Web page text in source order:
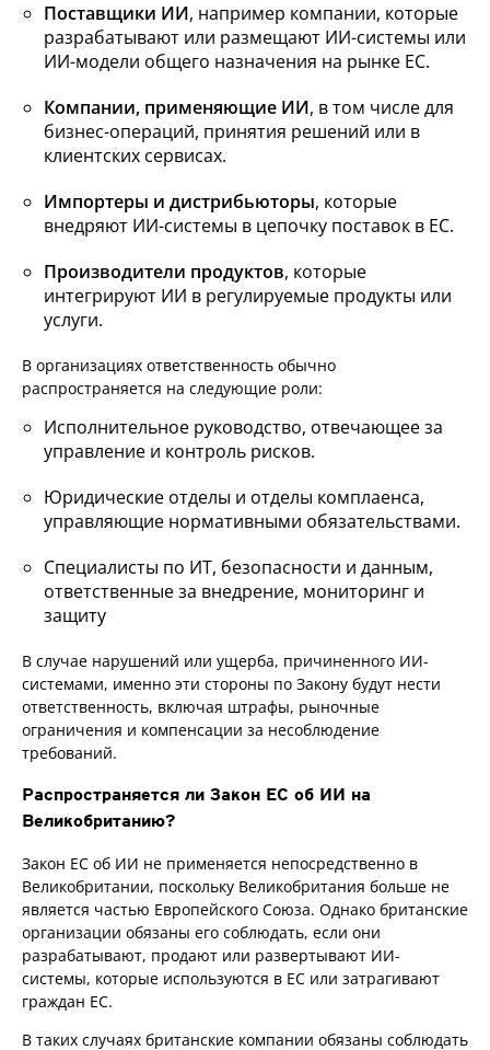
Поставщики ИИ, например компании, которые
разрабатывают или размещают ИИ-системы или
ИИ-модели общего назначения на рынке ЕС.
Компании, применяющие ИИ, в том числе для
бизнес-операций, принятия решений или в
клиентских сервисах.
Импортеры и дистрибьюторы, которые
внедряют ИИ-системы в цепочку поставок в ЕС.
Производители продуктов, которые
интегрируют ИИ в регулируемые продукты или
услуги.
В организациях ответственность обычно
распространяется на следующие роли:
Исполнительное руководство, отвечающее за
управление и контроль рисков.
Юридические отделы и отделы комплаенса,
управляющие нормативными обязательствами.
Специалисты по ИТ, безопасности и данным,
ответственные за внедрение, мониторинг и
защиту
В случае нарушений или ущерба, причиненного ИИ-
системами, именно эти стороны по Закону будут нести
ответственность, включая штрафы, рыночные
ограничения и компенсации за несоблюдение
требований.
Распространяется ли Закон ЕС об ИИ на
Великобританию?
Закон ЕС об ИИ не применяется непосредственно в
Великобритании, поскольку Великобритания больше не
является частью Европейского Союза. Однако британские
организации обязаны его соблюдать, если они
разрабатывают, продают или развертывают ИИ-
системы, которые используются в ЕС или затрагивают
граждан ЕС.
В таких случаях британские компании обязаны соблюдать